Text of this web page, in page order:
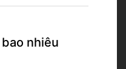
nhiêu